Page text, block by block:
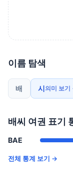
이름 탐색
배 시의미 보기
배씨 여권 표기
BAE
전체 통계 보기 →